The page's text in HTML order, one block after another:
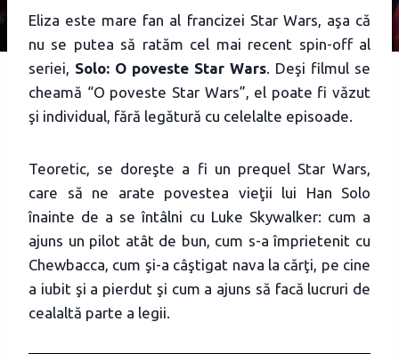
Eliza este mare fan al francizei Star Wars, aşa că
nu se putea să ratăm cel mai recent spin-off al
seriei, Solo: O poveste Star Wars. Deşi filmul se
cheamă “O poveste Star Wars”, el poate fi văzut
şi individual, fără legătură cu celelalte episoade.
Teoretic, se doreşte a fi un prequel Star Wars,
care să ne arate povestea vieţii lui Han Solo
înainte de a se întâlni cu Luke Skywalker: cum a
ajuns un pilot atât de bun, cum s-a împrietenit cu
Chewbacca, cum şi-a câştigat nava la cărţi, pe cine
a iubit şi a pierdut şi cum a ajuns să facă lucruri de
cealaltă parte a legii.